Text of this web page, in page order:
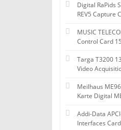
Digital RaPids
REV5 Capture
MUSIC
Control Card
Targa T3200
Video
Meilhaus
Karte Digital
Addi-Data
Interfaces